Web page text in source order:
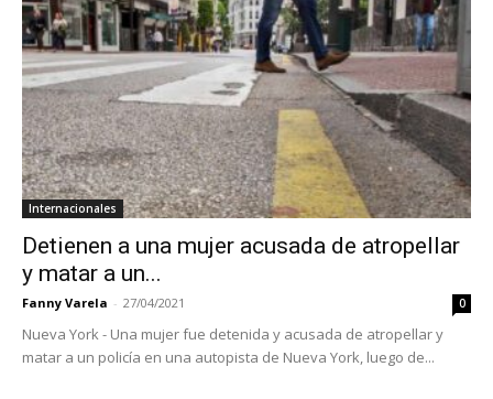
Internacionales
Detienen a una mujer acusada de atropellar
y matar a un...
Fanny Varela - 27/04/2021 0
Nueva York - Una mujer fue detenida y acusada de atropellar y
matar a un policía en una autopista de Nueva York, luego de...